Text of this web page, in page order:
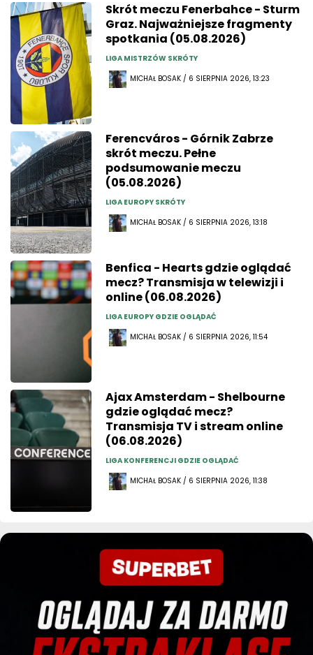
Skrót meczu Fenerbahce - Sturm
Graz. Najważniejsze fragmenty
spotkania (05.08.2026)
LIGA MISTRZÓW SKRÓTY
MICHAŁ BOSAK / 6 SIERPNIA 2026, 13:23
Ferencváros - Górnik Zabrze
skrót meczu. Pełne
podsumowanie meczu
(05.08.2026)
LIGA EUROPY SKRÓTY
MICHAŁ BOSAK / 6 SIERPNIA 2026, 13:18
Benfica - Hearts gdzie oglądać
mecz? Transmisja w telewizji i
online (06.08.2026)
LIGA EUROPY GDZIE OGLĄDAĆ
MICHAŁ BOSAK / 6 SIERPNIA 2026, 11:54
Ajax Amsterdam - Shelbourne
gdzie oglądać mecz?
Transmisja TV i stream online
(06.08.2026)
LIGA KONFERENCJI GDZIE OGLĄDAĆ
MICHAŁ BOSAK / 6 SIERPNIA 2026, 11:38